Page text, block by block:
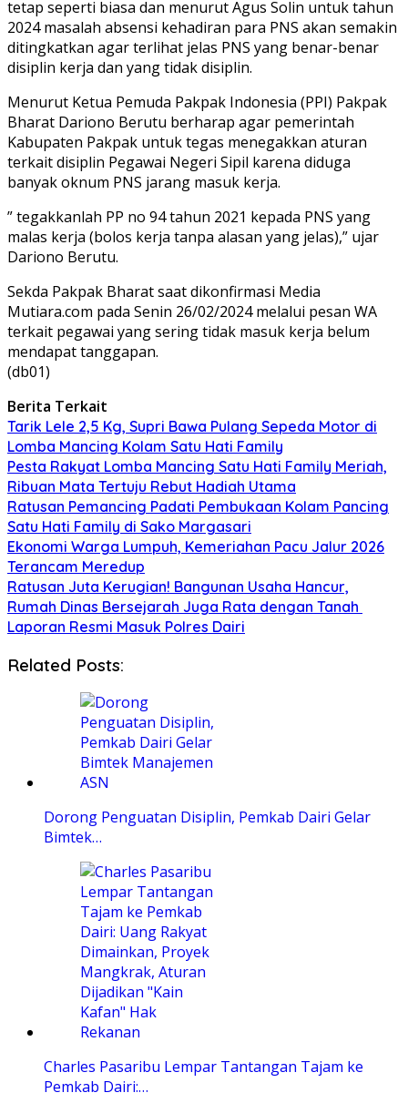
tetap seperti biasa dan menurut Agus Solin untuk tahun
2024 masalah absensi kehadiran para PNS akan semakin
ditingkatkan agar terlihat jelas PNS yang benar-benar
disiplin kerja dan yang tidak disiplin.
Menurut Ketua Pemuda Pakpak Indonesia (PPI) Pakpak
Bharat Dariono Berutu berharap agar pemerintah
Kabupaten Pakpak untuk tegas menegakkan aturan
terkait disiplin Pegawai Negeri Sipil karena diduga
banyak oknum PNS jarang masuk kerja.
” tegakkanlah PP no 94 tahun 2021 kepada PNS yang
malas kerja (bolos kerja tanpa alasan yang jelas),” ujar
Dariono Berutu.
Sekda Pakpak Bharat saat dikonfirmasi Media
Mutiara.com pada Senin 26/02/2024 melalui pesan WA
terkait pegawai yang sering tidak masuk kerja belum
mendapat tanggapan.
(db01)
Berita Terkait
Tarik Lele 2,5 Kg, Supri Bawa Pulang Sepeda Motor di
Lomba Mancing Kolam Satu Hati Family
Pesta Rakyat Lomba Mancing Satu Hati Family Meriah,
Ribuan Mata Tertuju Rebut Hadiah Utama
Ratusan Pemancing Padati Pembukaan Kolam Pancing
Satu Hati Family di Sako Margasari
Ekonomi Warga Lumpuh, Kemeriahan Pacu Jalur 2026
Terancam Meredup
Ratusan Juta Kerugian! Bangunan Usaha Hancur,
Rumah Dinas Bersejarah Juga Rata dengan Tanah
Laporan Resmi Masuk Polres Dairi
Related Posts:
Dorong Penguatan Disiplin, Pemkab Dairi Gelar
Bimtek…
Charles Pasaribu Lempar Tantangan Tajam ke
Pemkab Dairi:…